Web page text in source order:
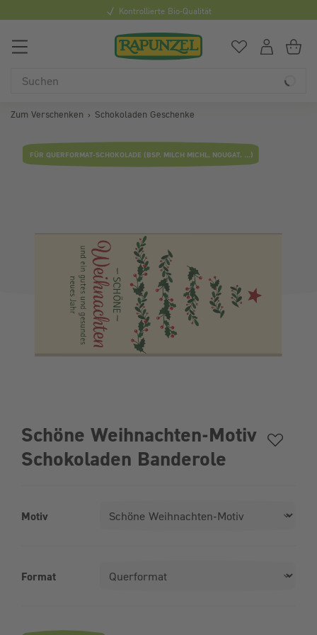
Kontrollierte Bio-Qualität
Du hast0
Zum Verschenken Schokoladen Geschenke
Bildergalerie überspringen
FÜR QUERFORMAT-SCHOKOLADE (BSP. MILCH MICHL, NOUGAT, ...)
Schöne Weihnachten-Motiv
Schokoladen Banderole
Motiv
Format